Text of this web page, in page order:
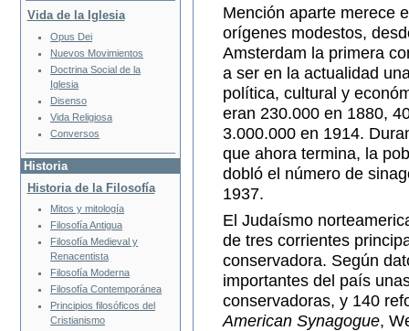
Mención aparte merece
orígenes modestos,
Amsterdam la primera
a ser en la actualidad
política, cultural y
eran 230.000 en 1880,
3.000.000 en 1914.
que ahora termina, la
dobló el número de
1937.
El Judaísmo
de tres corrientes
conservadora. Según
importantes del país
conservadoras, y 140
American Synagogue,
Vida de la Iglesia
Opus Dei
Nuevos Movimientos
Doctrina Social de la
Iglesia
Disenso
Vida Religiosa
Conversos
Historia
Historia de la Filosofía
Mitos y mitología
Filosofía Antigua
Filosofía Medieval y
Renacentista
Filosofía Moderna
Filosofía Contemporánea
Principios filosóficos del
Cristianismo